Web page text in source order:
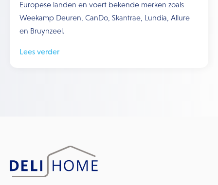
Europese landen en voert bekende merken zoals
Weekamp Deuren, CanDo, Skantrae, Lundia, Allure
en Bruynzeel.
Lees verder